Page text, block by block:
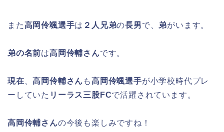
また高岡伶颯選手は ２人兄弟の長男で、 弟がいます。
弟の名前は高岡伶輔さんです。
現在 、高岡伶輔さん も高岡伶颯選手が小学校時代プレ
ーしていた リーラス三股FCで活躍されています。
高岡伶輔さんの今後も楽しみですね！